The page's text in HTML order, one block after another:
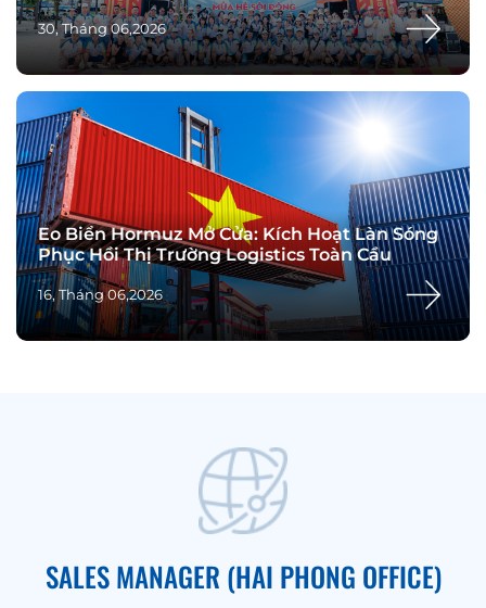
30, Tháng 06,2026
Eo Biển Hormuz Mở Cửa: Kích Hoạt Làn Sóng
Phục Hồi Thị Trường Logistics Toàn Cầu
16, Tháng 06,2026
SALES MANAGER (HAI PHONG OFFICE)